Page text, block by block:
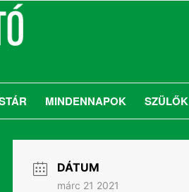
MINDENNAPOK SZÜLŐK
DÁTUM
márc 21 2021